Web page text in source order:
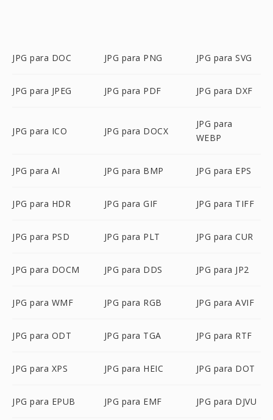
JPG para DOC JPG para PNG JPG para SVG
JPG para JPEG JPG para PDF JPG para DXF
JPG para ICO JPG para DOCX
JPG para
WEBP
JPG para AI JPG para BMP JPG para EPS
JPG para HDR JPG para GIF JPG para TIFF
JPG para PSD JPG para PLT JPG para CUR
JPG para DOCM JPG para DDS JPG para JP2
JPG para WMF JPG para RGB JPG para AVIF
JPG para ODT JPG para TGA JPG para RTF
JPG para XPS JPG para HEIC JPG para DOT
JPG para EPUB JPG para EMF JPG para DJVU